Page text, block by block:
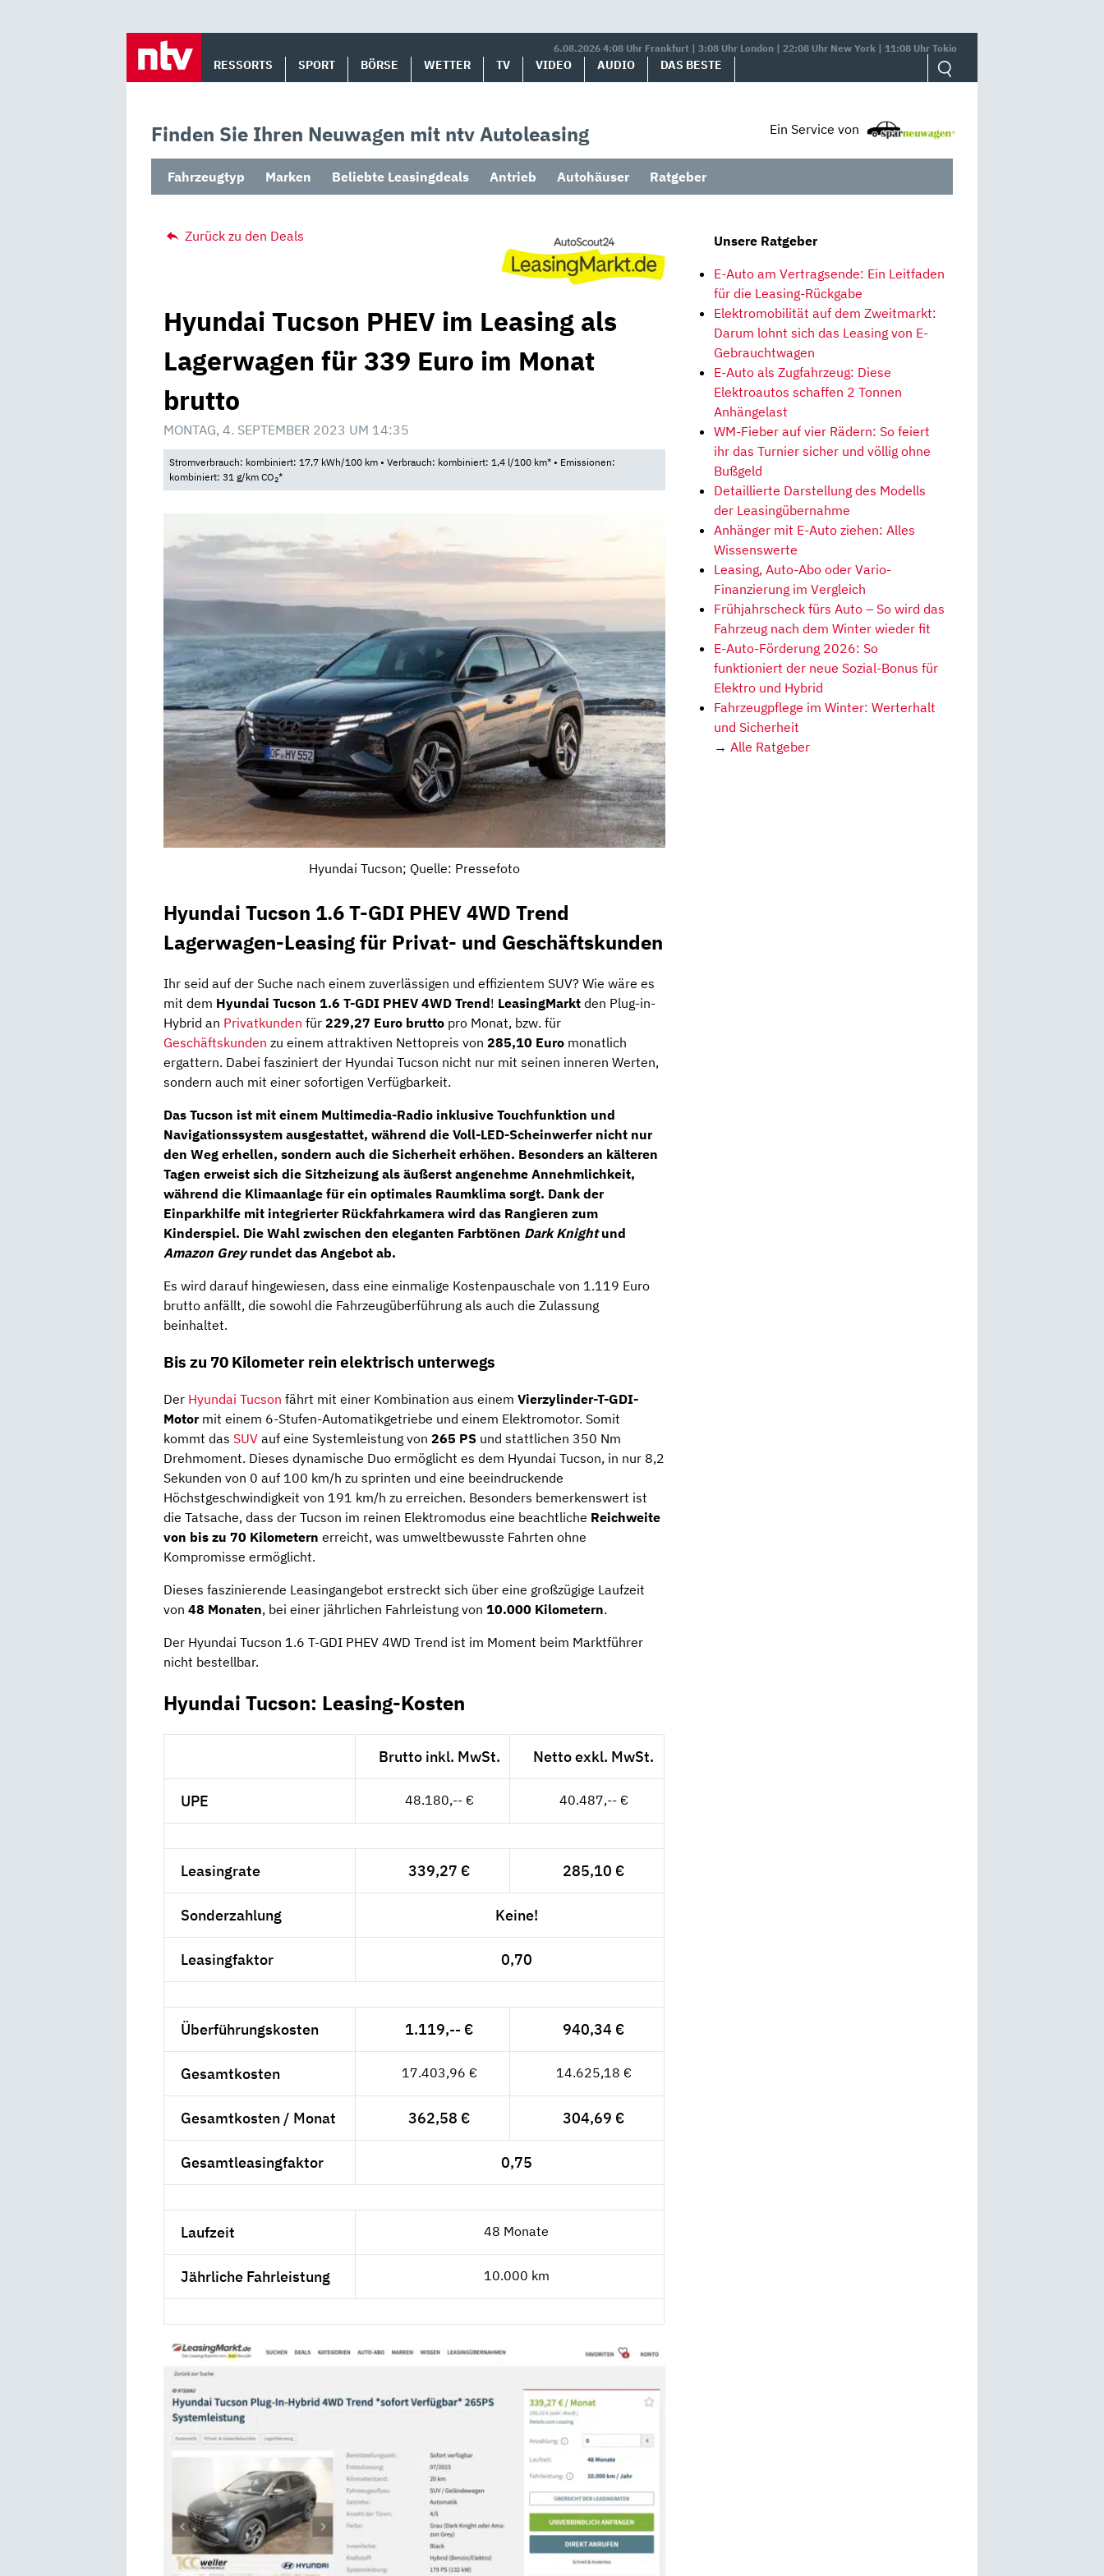
6.08.2026 4:08 Uhr Frankfurt | 3:08 Uhr London | 22:08 Uhr New York | 11:08 Uhr Tokio
RESSORTS SPORT BÖRSE WETTER TV VIDEO AUDIO DAS BESTE
Finden Sie Ihren Neuwagen mit ntv Autoleasing Ein Service von
Fahrzeugtyp Marken Beliebte Leasingdeals Antrieb Autohäuser Ratgeber
Zurück zu den Deals
Hyundai Tucson PHEV im Leasing als
Lagerwagen für 339 Euro im Monat
brutto
MONTAG, 4. SEPTEMBER 2023 UM 14:35
Stromverbrauch: kombiniert: 17,7 kWh/100 km • Verbrauch: kombiniert: 1,4 l/100 km* • Emissionen:
kombiniert: 31 g/km CO2*
Hyundai Tucson; Quelle: Pressefoto
Hyundai Tucson 1.6 T-GDI PHEV 4WD Trend
Lagerwagen-Leasing für Privat- und Geschäftskunden
Ihr seid auf der Suche nach einem zuverlässigen und effizientem SUV? Wie wäre es
mit dem Hyundai Tucson 1.6 T-GDI PHEV 4WD Trend! LeasingMarkt den Plug-in-
Hybrid an Privatkunden für 229,27 Euro brutto pro Monat, bzw. für
Geschäftskunden zu einem attraktiven Nettopreis von 285,10 Euro monatlich
ergattern. Dabei fasziniert der Hyundai Tucson nicht nur mit seinen inneren Werten,
sondern auch mit einer sofortigen Verfügbarkeit.
Das Tucson ist mit einem Multimedia-Radio inklusive Touchfunktion und
Navigationssystem ausgestattet, während die Voll-LED-Scheinwerfernicht nur
den Weg erhellen, sondern auch die Sicherheit erhöhen. Besonders an kälteren
Tagen erweist sich die Sitzheizung als äußerst angenehme Annehmlichkeit,
während die Klimaanlage für ein optimales Raumklima sorgt. Dank der
Einparkhilfe mit integrierter Rückfahrkamera wird das Rangieren zum
Kinderspiel. Die Wahl zwischen den eleganten Farbtönen Dark Knightund
Amazon Greyrundet das Angebot ab.
Es wird darauf hingewiesen, dass eine einmalige Kostenpauschale von 1.119 Euro
brutto anfällt, die sowohl die Fahrzeugüberführung als auch die Zulassung
beinhaltet.
Bis zu 70 Kilometer rein elektrisch unterwegs
Der Hyundai Tucson fährt mit einer Kombination aus einem Vierzylinder-T-GDI-
Motor mit einem 6-Stufen-Automatikgetriebe und einem Elektromotor. Somit
kommt das SUV auf eine Systemleistung von 265 PS und stattlichen 350 Nm
Drehmoment. Dieses dynamische Duo ermöglicht es dem Hyundai Tucson, in nur 8,2
Sekunden von 0 auf 100 km/h zu sprinten und eine beeindruckende
Höchstgeschwindigkeit von 191 km/h zu erreichen. Besonders bemerkenswert ist
die Tatsache, dass der Tucson im reinen Elektromodus eine beachtliche Reichweite
von bis zu 70 Kilometern erreicht, was umweltbewusste Fahrten ohne
Kompromisse ermöglicht.
Dieses faszinierende Leasingangebot erstreckt sich über eine großzügige Laufzeit
von 48 Monaten, bei einer jährlichen Fahrleistung von 10.000 Kilometern.
Der Hyundai Tucson 1.6 T-GDI PHEV 4WD Trend ist im Moment beim Marktführer
nicht bestellbar.
Hyundai Tucson: Leasing-Kosten
Brutto inkl. MwSt. Netto exkl. MwSt.
UPE 48.180,-- € 40.487,-- €
Leasingrate 339,27 € 285,10 €
Sonderzahlung Keine!
Leasingfaktor 0,70
Überführungskosten 1.119,-- € 940,34 €
Gesamtkosten 17.403,96 € 14.625,18 €
Gesamtkosten / Monat 362,58 € 304,69 €
Gesamtleasingfaktor 0,75
Laufzeit 48 Monate
Jährliche Fahrleistung 10.000 km
Unsere Ratgeber
E-Auto am Vertragsende: Ein Leitfaden
für die Leasing-Rückgabe
Elektromobilität auf dem Zweitmarkt:
Darum lohnt sich das Leasing von E-
Gebrauchtwagen
E-Auto als Zugfahrzeug: Diese
Elektroautos schaffen 2 Tonnen
Anhängelast
WM-Fieber auf vier Rädern: So feiert
ihr das Turnier sicher und völlig ohne
Bußgeld
Detaillierte Darstellung des Modells
der Leasingübernahme
Anhänger mit E-Auto ziehen: Alles
Wissenswerte
Leasing, Auto-Abo oder Vario-
Finanzierung im Vergleich
Frühjahrscheck fürs Auto – So wird das
Fahrzeug nach dem Winter wieder fit
E-Auto-Förderung 2026: So
funktioniert der neue Sozial-Bonus für
Elektro und Hybrid
Fahrzeugpflege im Winter: Werterhalt
und Sicherheit
→ Alle Ratgeber